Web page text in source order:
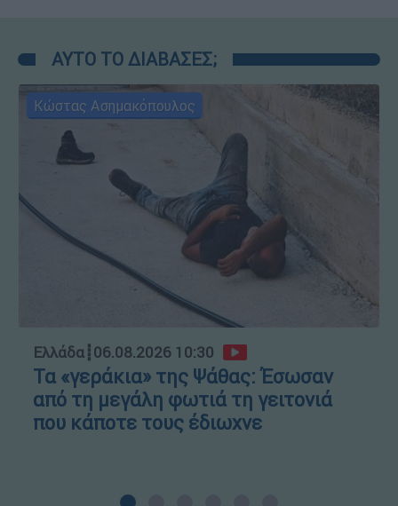
ΑΥΤΟ ΤΟ ΔΙΑΒΑΣΕΣ;
Κώστας Ασημακόπουλος
Ελλάδα┋06.08.2026 10:30
Τα «γεράκια» της Ψάθας: Έσωσαν
από τη μεγάλη φωτιά τη γειτονιά
που κάποτε τους έδιωχνε